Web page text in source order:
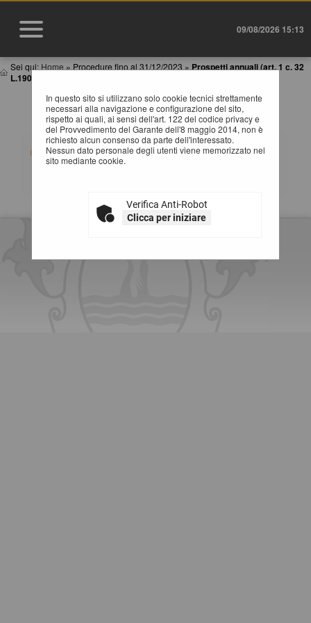
09/08/2026 15:13
Sei qui: Home » Procedure fino al 31/12/2023 » Prospetti annuali (art. 1 c. 32
L.190 de...
In questo sito si utilizzano solo cookie tecnici strettamente
necessari alla navigazione e configurazione del sito,
rispetto ai quali, ai sensi dell'art. 122 del codice privacy e
del Provvedimento del Garante dell'8 maggio 2014, non è
richiesto alcun consenso da parte dell'interessato.
Nessun dato personale degli utenti viene memorizzato nel
sito mediante cookie.
Verifica Anti-Robot
Clicca per iniziare
PROSPETTI ANNUALI (ART. 1 C. 32 L.190 DEL
6/11/2012)
Tabelle riassuntive degli affidamenti di lavori, servizi e
forniture (Adempimenti art.1 comma 32 Legge
190/2012). Selezionare l'anno per accedere alla